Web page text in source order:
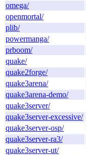
omega/
openmortal/
plib/
powermanga/
prboom/
quake/
quake2forge/
quake3arena/
quake3arena-demo/
quake3server/
quake3server-excessive/
quake3server-osp/
quake3server-ra3/
quake3server-ut/